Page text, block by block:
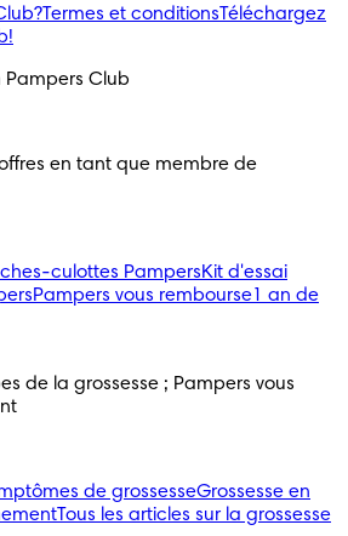
Termes et conditionsTéléchargez
Club
en tant que membre de
culottes PampersKit d'essai
Pampers vous rembourse1 an de
de la grossesse ; Pampers vous
de grossesseGrossesse en
Tous les articles sur la grossesse